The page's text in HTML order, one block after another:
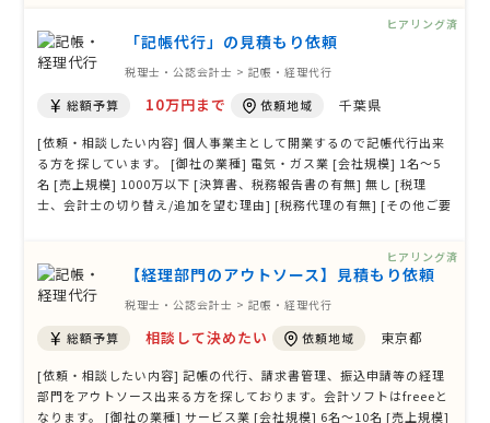
「記帳代行」の見積もり依頼
税理士・公認会計士 > 記帳・経理代行
総額予算 10万円まで 依頼地域 千葉県
[依頼・相談したい内容] 個人事業主として開業するので記帳代行出来
る方を探しています。 [御社の業種] 電気・ガス業 [会社規模] 1名〜5
名 [売上規模] 1000万以下 [決算書、税務報告書の有無] 無し [税理
士、会計士の切り替え/追加を望む理由] [税務代理の有無] [その他ご要
ヒアリング済
【経理部門のアウトソース】見積もり依頼
税理士・公認会計士 > 記帳・経理代行
総額予算 相談して決めたい 依頼地域 東京都
[依頼・相談したい内容] 記帳の代行、請求書管理、振込申請等の経理
部門をアウトソース出来る方を探しております。会計ソフトはfreeeと
なります。 [御社の業種] サービス業 [会社規模] 6名〜10名 [売上規模]
ヒアリング済